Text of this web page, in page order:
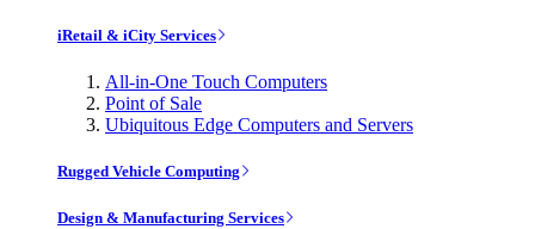
iRetail & iCity Services
All-in-One Touch Computers
Point of Sale
Ubiquitous Edge Computers and Servers
Rugged Vehicle Computing
Design & Manufacturing Services